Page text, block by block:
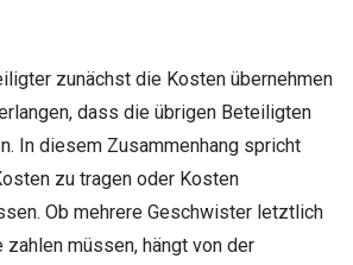
zunächst die Kosten übernehmen
dass die übrigen Beteiligten
In diesem Zusammenhang spricht
zu tragen oder Kosten
Ob mehrere Geschwister letztlich
müssen, hängt von der